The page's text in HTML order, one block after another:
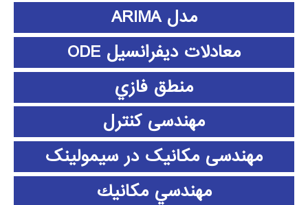
مدل ARIMA
معادلات دیفرانسیل ODE
منطق فازي
مهندسی کنترل
مهندسی مکانیک در سیمولینک
مهندسي مكانيك